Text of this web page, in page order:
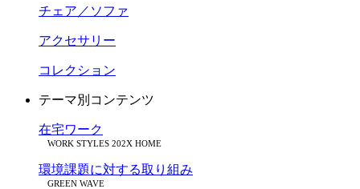
チェア／ソファ
アクセサリー
コレクション
テーマ別コンテンツ
在宅ワーク
WORK STYLES 202X HOME
環境課題に対する取り組み
GREEN WAVE